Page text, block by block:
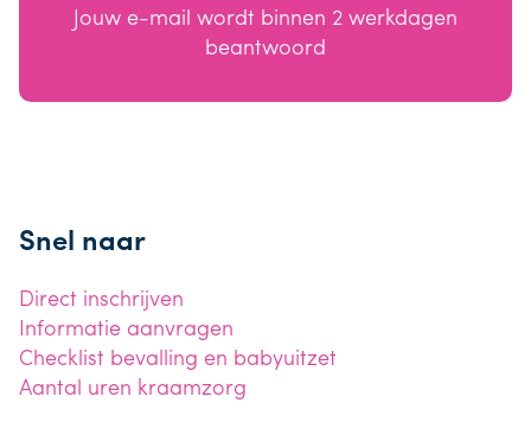
Jouw e-mail wordt binnen 2 werkdagen
beantwoord
Snel naar
Direct inschrijven
Informatie aanvragen
Checklist bevalling en babyuitzet
Aantal uren kraamzorg